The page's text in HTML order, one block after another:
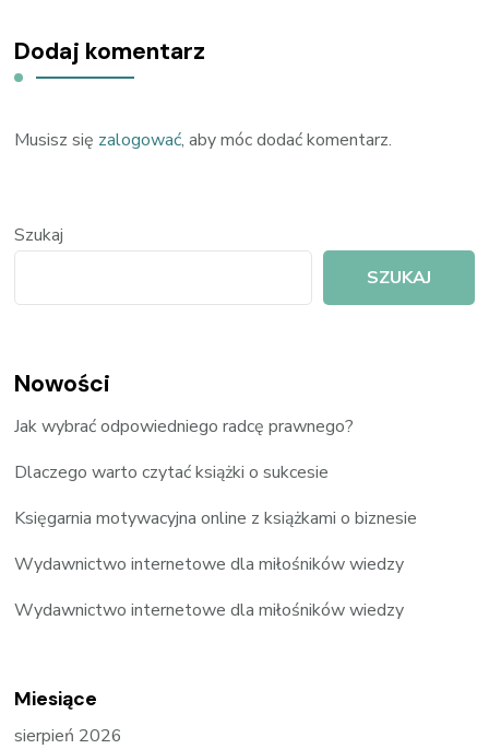
Dodaj komentarz
Musisz się zalogować, aby móc dodać komentarz.
Szukaj
SZUKAJ
Nowości
Jak wybrać odpowiedniego radcę prawnego?
Dlaczego warto czytać książki o sukcesie
Księgarnia motywacyjna online z książkami o biznesie
Wydawnictwo internetowe dla miłośników wiedzy
Wydawnictwo internetowe dla miłośników wiedzy
Miesiące
sierpień 2026